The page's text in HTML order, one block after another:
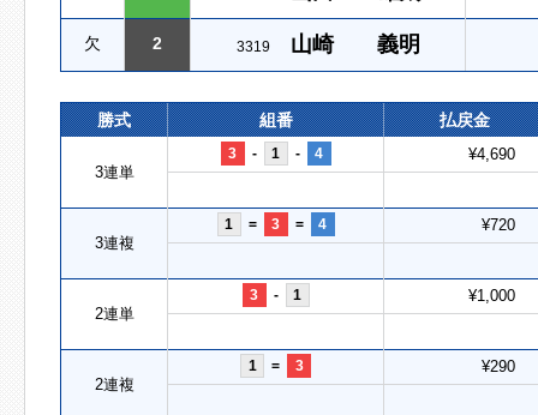
欠 2 3319 山崎 義明
勝式 組番 払戻金
3連単
3 - 1 - 4 ¥4,690
3連複
1 = 3 = 4 ¥720
2連単
3 - 1 ¥1,000
2連複
1 = 3 ¥290